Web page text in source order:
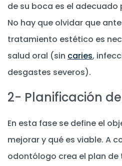
de su boca es el adecuado
No hay que olvidar que
tratamiento estético es
salud oral (sin caries,
desgastes severos).
2- Planificación
En esta fase se define el
mejorar y qué es viable. A
odontólogo crea el plan